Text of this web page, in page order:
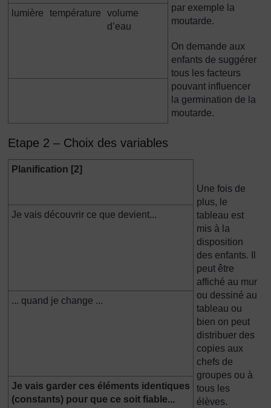
par exemple la
moutarde.
On demande aux
enfants de suggérer
tous les facteurs
pouvant influencer
la germination de la
moutarde.
lumière température
volume
d’eau
Etape 2 – Choix des variables
Planification [2]
Une fois de
plus, le
tableau est
mis à la
disposition
des enfants. Il
peut être
affiché au mur
ou dessiné au
tableau ou
bien on peut
distribuer des
copies aux
chefs de
groupes ou à
tous les
élèves.
Je vais découvrir ce que devient...
... quand je change ...
Je vais garder ces éléments identiques
(constants) pour que ce soit fiable...